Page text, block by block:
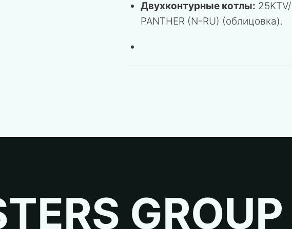
Двухконтурные котлы:
PANTHER (N-RU) (облицовка).